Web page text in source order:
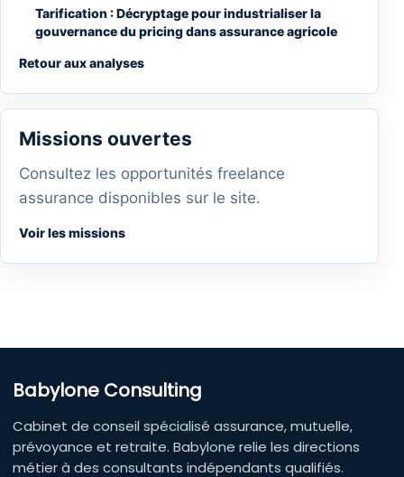
Tarification : Décryptage pour industrialiser la
gouvernance du pricing dans assurance agricole
Retour aux analyses
Missions ouvertes
Consultez les opportunités freelance
assurance disponibles sur le site.
Voir les missions
Babylone Consulting
Cabinet de conseil spécialisé assurance, mutuelle,
prévoyance et retraite. Babylone relie les directions
métier à des consultants indépendants qualifiés.